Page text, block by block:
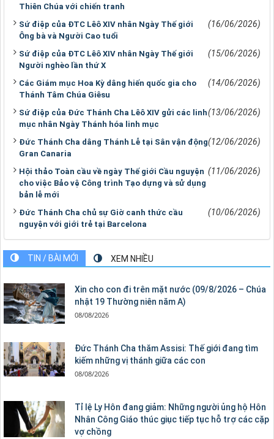
Thiên Chúa với chiến tranh
Sứ điệp của ĐTC Lêô XIV nhân Ngày Thế giới
Ông bà và Người Cao tuổi
(16/06/2026)
Sứ điệp của ĐTC Lêô XIV nhân Ngày Thế giới
Người nghèo lần thứ X
(15/06/2026)
Các Giám mục Hoa Kỳ dâng hiến quốc gia cho
Thánh Tâm Chúa Giêsu
(14/06/2026)
Sứ điệp của Đức Thánh Cha Lêô XIV gửi các linh
mục nhân Ngày Thánh hóa linh mục
(13/06/2026)
Đức Thánh Cha dâng Thánh Lễ tại Sân vận động
Gran Canaria
(12/06/2026)
Hội thảo Toàn cầu về ngày Thế giới Cầu nguyện
cho việc Bảo vệ Công trình Tạo dựng và sử dụng
bản lễ mới
(11/06/2026)
Đức Thánh Cha chủ sự Giờ canh thức cầu
nguyện với giới trẻ tại Barcelona
(10/06/2026)
TIN / BÀI MỚI XEM NHIỀU
Xin cho con đi trên mặt nước (09/8/2026 – Chúa
nhật 19 Thường niên năm A)
08/08/2026
Đức Thánh Cha thăm Assisi: Thế giới đang tìm
kiếm những vị thánh giữa các con
08/08/2026
Tỉ lệ Ly Hôn đang giảm: Những người ủng hộ Hôn
Nhân Công Giáo thúc giục tiếp tục hỗ trợ các cặp
vợ chồng